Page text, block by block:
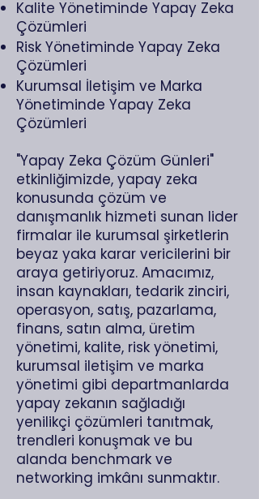
Kalite Yönetiminde Yapay Zeka
Çözümleri
Risk Yönetiminde Yapay Zeka
Çözümleri
Kurumsal İletişim ve Marka
Yönetiminde Yapay Zeka
Çözümleri
"Yapay Zeka Çözüm Günleri"
etkinliğimizde, yapay zeka
konusunda çözüm ve
danışmanlık hizmeti sunan lider
firmalar ile kurumsal şirketlerin
beyaz yaka karar vericilerini bir
araya getiriyoruz. Amacımız,
insan kaynakları, tedarik zinciri,
operasyon, satış, pazarlama,
finans, satın alma, üretim
yönetimi, kalite, risk yönetimi,
kurumsal iletişim ve marka
yönetimi gibi departmanlarda
yapay zekanın sağladığı
yenilikçi çözümleri tanıtmak,
trendleri konuşmak ve bu
alanda benchmark ve
networking imkânı sunmaktır.